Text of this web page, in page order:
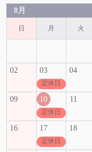
8月
日 月 火
02 03
定休日
04
09 10
定休日
11
16 17
定休日
18